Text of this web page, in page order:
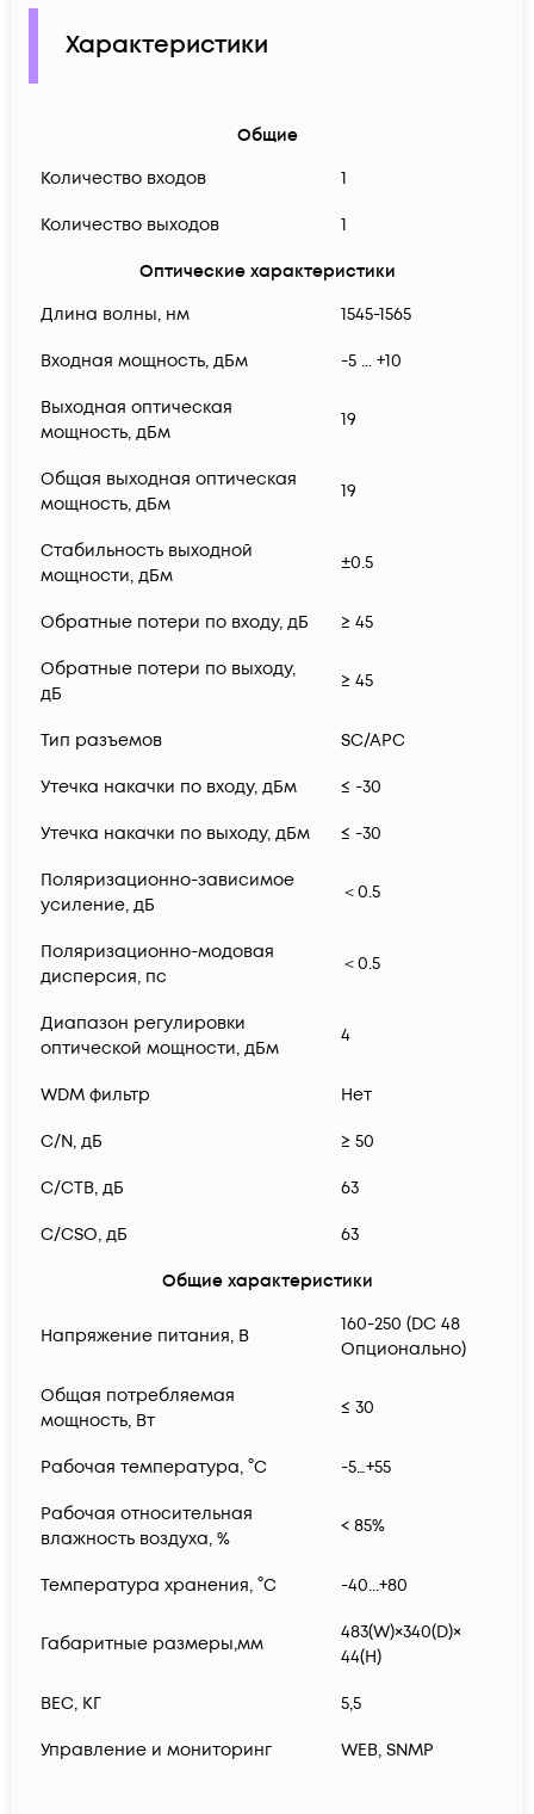
Характеристики
Общие
Количество входов
1
Количество выходов 1
Оптические характеристики
Длина волны, нм
1545-1565
Входная мощность, дБм -5 ... +10
Выходная оптическая
мощность, дБм
19
Общая выходная оптическая
мощность, дБм
19
Стабильность выходной
мощности, дБм
±0.5
Обратные потери по входу, дБ ≥ 45
Обратные потери по выходу,
дБ
≥ 45
Тип разъемов SC/APC
Утечка накачки по входу, дБм ≤ -30
Утечка накачки по выходу, дБм ≤ -30
Поляризационно-зависимое
усиление, дБ
＜0.5
Поляризационно-модовая
дисперсия, пс
＜0.5
Диапазон регулировки
оптической мощности, дБм
4
WDM фильтр Нет
C/N, дБ ≥ 50
C/CTB, дБ 63
C/CSO, дБ 63
Общие характеристики
Напряжение питания, В
160-250 (DC 48
Опционально)
Общая потребляемая
мощность, Вт
≤ 30
Рабочая температура, °С -5…+55
Рабочая относительная
влажность воздуха, %
< 85%
Температура хранения, °С -40...+80
Габаритные размеры,мм
483(W)×340(D)×
44(H)
ВЕС, КГ 5,5
Управление и мониторинг WEB, SNMP